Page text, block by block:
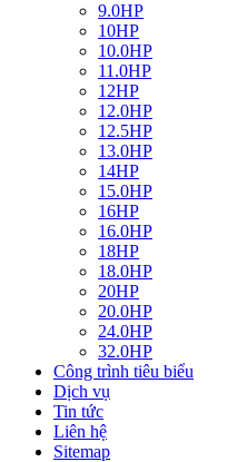
9.0HP
10HP
10.0HP
11.0HP
12HP
12.0HP
12.5HP
13.0HP
14HP
15.0HP
16HP
16.0HP
18HP
18.0HP
20HP
20.0HP
24.0HP
32.0HP
Công trình tiêu biểu
Dịch vụ
Tin tức
Liên hệ
Sitemap